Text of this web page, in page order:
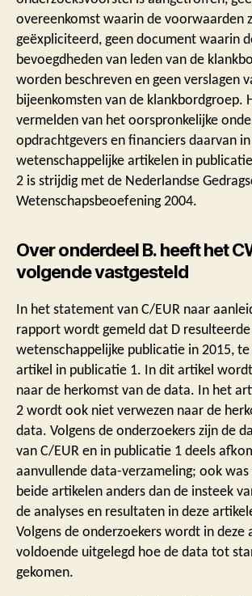
overeenkomst waarin de voorwaarden
geëxpliciteerd, geen document waarin
bevoegdheden van leden van de
worden beschreven en geen verslagen
bijeenkomsten van de klankbordgroep.
vermelden van het oorspronkelijke
opdrachtgevers en financiers daarvan
wetenschappelijke artikelen in
2 is strijdig met de Nederlandse
Wetenschapsbeoefening 2004.
Over onderdeel B. heeft het
volgende vastgesteld
In het statement van C/EUR naar
rapport wordt gemeld dat D
wetenschappelijke publicatie in 2015,
artikel in publicatie 1. In dit artikel
naar de herkomst van de data. In het
2 wordt ook niet verwezen naar de
data. Volgens de onderzoekers zijn de
van C/EUR en in publicatie 1 deels
aanvullende data-verzameling; ook
beide artikelen anders dan de insteek
de analyses en resultaten in deze
Volgens de onderzoekers wordt in deze
voldoende uitgelegd hoe de data tot
gekomen.